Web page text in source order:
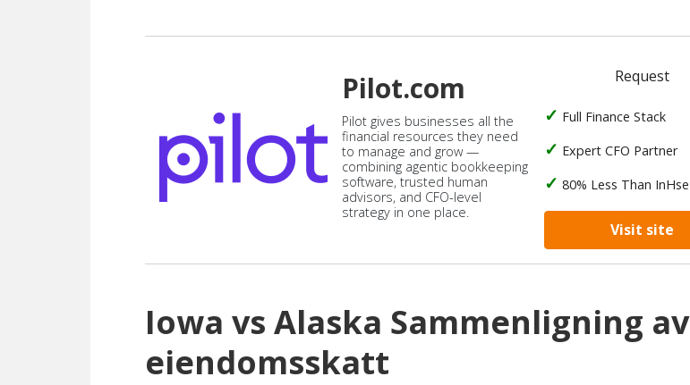
Pilot.com
Pilot gives businesses all the
financial resources they need
to manage and grow —
combining agentic bookkeeping
software, trusted human
advisors, and CFO-level
strategy in one place.
Request
Full Finance Stack
Expert CFO Partner
80% Less Than InHse
Visit site
Iowa vs Alaska Sammenligning av
eiendomsskatt